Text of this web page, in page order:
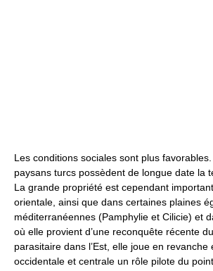
Les conditions sociales sont plus
paysans turcs possèdent de longue date la
La grande propriété est cependant
orientale, ainsi que dans certaines plaines
méditerranéennes (Pamphylie et Cilicie) et
où elle provient d’une reconquête récente
parasitaire dans l’Est, elle joue en revanche
occidentale et centrale un rôle pilote du